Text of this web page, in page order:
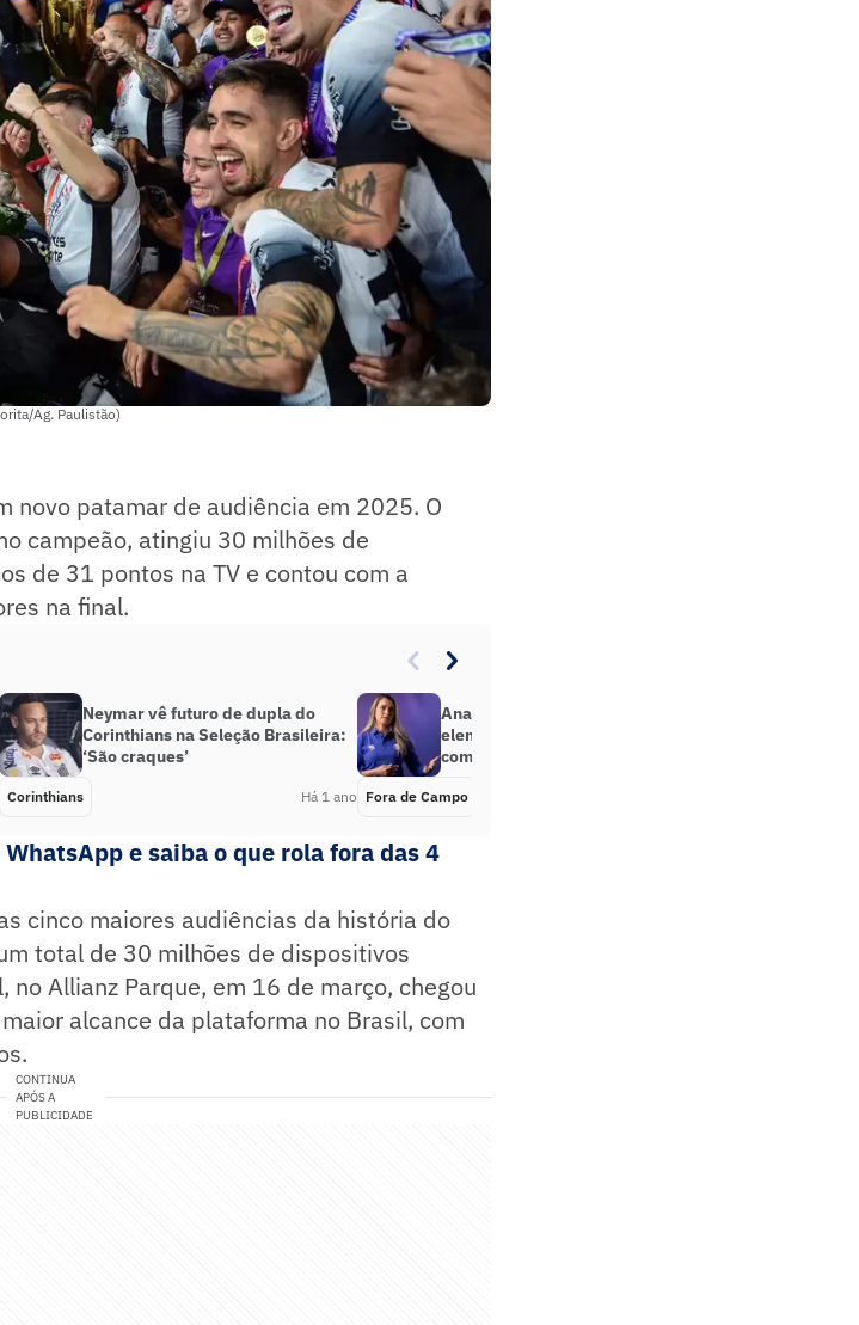
Ag. Paulistão)
novo patamar de audiência em 2025. O
campeão, atingiu 30 milhões de
de 31 pontos na TV e contou com a
na final.
Neymar vê futuro de dupla do
Corinthians na Seleção Brasileira:
‘São craques’
Corinthians Há 1 ano
Ana Thaís Matos faz alerta sobre
elenco do Corinthians após empate
com Bahia
Fora de Campo
e saiba o que rola fora das 4
cinco maiores audiências da história do
total de 30 milhões de dispositivos
Allianz Parque, em 16 de março, chegou
alcance da plataforma no Brasil, com
CONTINUA
APÓS A
PUBLICIDADE